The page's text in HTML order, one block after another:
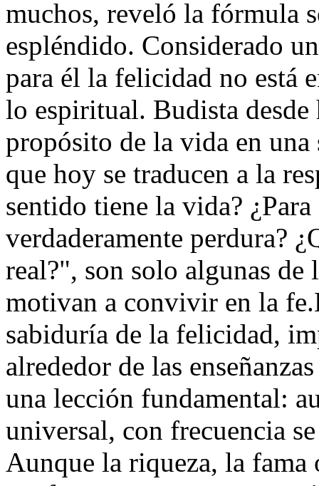
muchos, reveló la fórmula
espléndido. Considerado
para él la felicidad no está
lo espiritual. Budista desde
propósito de la vida en una
que hoy se traducen a la
sentido tiene la vida?
verdaderamente perdura?
real?", son solo algunas
motivan a convivir en la
sabiduría de la felicidad,
alrededor de las
una lección fundamental:
universal, con frecuencia
Aunque la riqueza, la